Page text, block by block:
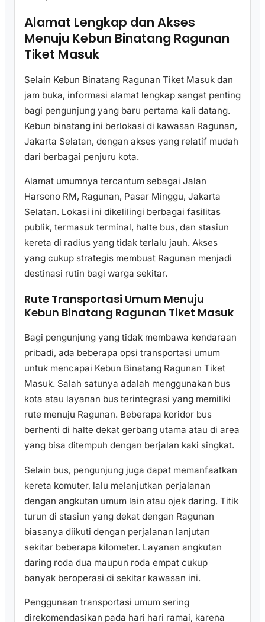
Alamat Lengkap dan Akses
Menuju Kebun Binatang Ragunan
Tiket Masuk
Selain Kebun Binatang Ragunan Tiket Masuk dan
jam buka, informasi alamat lengkap sangat penting
bagi pengunjung yang baru pertama kali datang.
Kebun binatang ini berlokasi di kawasan Ragunan,
Jakarta Selatan, dengan akses yang relatif mudah
dari berbagai penjuru kota.
Alamat umumnya tercantum sebagai Jalan
Harsono RM, Ragunan, Pasar Minggu, Jakarta
Selatan. Lokasi ini dikelilingi berbagai fasilitas
publik, termasuk terminal, halte bus, dan stasiun
kereta di radius yang tidak terlalu jauh. Akses
yang cukup strategis membuat Ragunan menjadi
destinasi rutin bagi warga sekitar.
Rute Transportasi Umum Menuju
Kebun Binatang Ragunan Tiket Masuk
Bagi pengunjung yang tidak membawa kendaraan
pribadi, ada beberapa opsi transportasi umum
untuk mencapai Kebun Binatang Ragunan Tiket
Masuk. Salah satunya adalah menggunakan bus
kota atau layanan bus terintegrasi yang memiliki
rute menuju Ragunan. Beberapa koridor bus
berhenti di halte dekat gerbang utama atau di area
yang bisa ditempuh dengan berjalan kaki singkat.
Selain bus, pengunjung juga dapat memanfaatkan
kereta komuter, lalu melanjutkan perjalanan
dengan angkutan umum lain atau ojek daring. Titik
turun di stasiun yang dekat dengan Ragunan
biasanya diikuti dengan perjalanan lanjutan
sekitar beberapa kilometer. Layanan angkutan
daring roda dua maupun roda empat cukup
banyak beroperasi di sekitar kawasan ini.
Penggunaan transportasi umum sering
direkomendasikan pada hari hari ramai, karena